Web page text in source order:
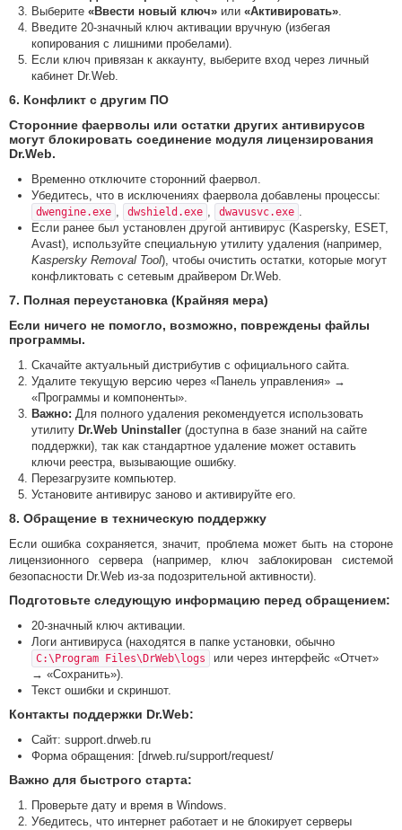
Выберите «Ввести новый ключ» или «Активировать».
Введите 20-значный ключ активации вручную (избегая
копирования с лишними пробелами).
Если ключ привязан к аккаунту, выберите вход через личный
кабинет Dr.Web.
6. Конфликт с другим ПО
Сторонние фаерволы или остатки других антивирусов
могут блокировать соединение модуля лицензирования
Dr.Web.
Временно отключите сторонний фаервол.
Убедитесь, что в исключениях фаервола добавлены процессы:
dwengine.exe , dwshield.exe , dwavusvc.exe .
Если ранее был установлен другой антивирус (Kaspersky, ESET,
Avast), используйте специальную утилиту удаления (например,
Kaspersky Removal Tool), чтобы очистить остатки, которые могут
конфликтовать с сетевым драйвером Dr.Web.
7. Полная переустановка (Крайняя мера)
Если ничего не помогло, возможно, повреждены файлы
программы.
Скачайте актуальный дистрибутив с официального сайта.
Удалите текущую версию через «Панель управления» →
«Программы и компоненты».
Важно: Для полного удаления рекомендуется использовать
утилиту Dr.Web Uninstaller (доступна в базе знаний на сайте
поддержки), так как стандартное удаление может оставить
ключи реестра, вызывающие ошибку.
Перезагрузите компьютер.
Установите антивирус заново и активируйте его.
8. Обращение в техническую поддержку
Если ошибка сохраняется, значит, проблема может быть на стороне
лицензионного сервера (например, ключ заблокирован системой
безопасности Dr.Web из-за подозрительной активности).
Подготовьте следующую информацию перед обращением:
20-значный ключ активации.
Логи антивируса (находятся в папке установки, обычно
C:\Program Files\DrWeb\logs
или через интерфейс «Отчет»
→ «Сохранить»).
Текст ошибки и скриншот.
Контакты поддержки Dr.Web:
Сайт: support.drweb.ru
Форма обращения: [drweb.ru/support/request/
Важно для быстрого старта:
Проверьте дату и время в Windows.
Убедитесь, что интернет работает и не блокирует серверы